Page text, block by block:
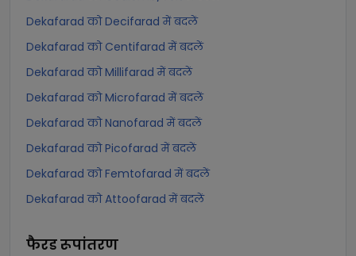
Dekafarad को Decifarad में बदलें
Dekafarad को Centifarad में बदलें
Dekafarad को Millifarad में बदलें
Dekafarad को Microfarad में बदलें
Dekafarad को Nanofarad में बदलें
Dekafarad को Picofarad में बदलें
Dekafarad को Femtofarad में बदलें
Dekafarad को Attoofarad में बदलें
फैरडरूपांतरण